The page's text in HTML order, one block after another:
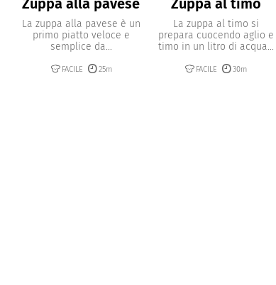
La zuppa alla pavese è un
primo piatto veloce e
semplice da...
FACILE 25m
La zuppa al timo si
prepara cuocendo aglio e
timo in un litro di acqua...
FACILE 30m